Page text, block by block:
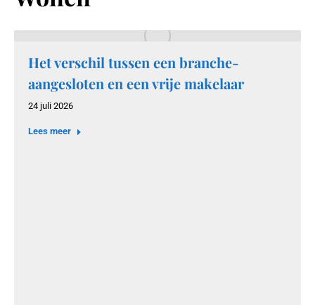
Het verschil tussen een branche-
aangesloten en een vrije makelaar
24 juli 2026
Lees meer